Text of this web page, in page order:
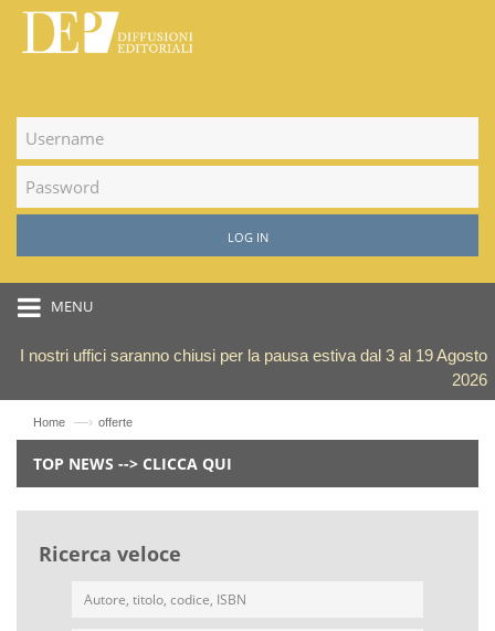
LOG IN
MENU
I nostri uffici saranno chiusi per la pausa estiva dal 3 al 19 Agosto
2026
Home —› offerte
TOP NEWS --> CLICCA QUI
Ricerca veloce